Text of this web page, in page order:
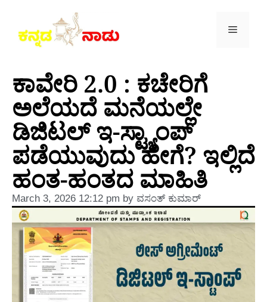
ಕಾವೇರಿ 2.0 : ಕಚೇರಿಗೆ
ಅಲೆಯದೆ ಮನೆಯಲ್ಲೇ
ಡಿಜಿಟಲ್ ಇ-ಸ್ಟ್ಯಾಂಪ್
ಪಡೆಯುವುದು ಹೇಗೆ? ಇಲ್ಲಿದೆ
ಹಂತ-ಹಂತದ ಮಾಹಿತಿ
March 3, 2026 12:12 pm by ವಸಂತ್‌ ಕುಮಾರ್‌